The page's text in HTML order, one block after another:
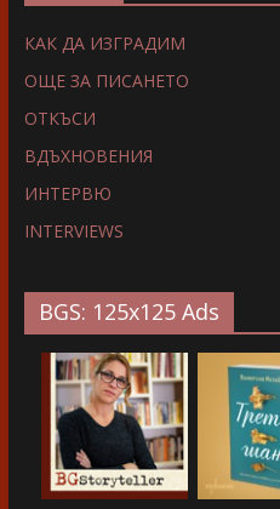
КАК ДА ИЗГРАДИМ
ОЩЕ ЗА ПИСАНЕТО
ОТКЪСИ
ВДЪХНОВЕНИЯ
ИНТЕРВЮ
INTERVIEWS
BGS: 125x125 Ads